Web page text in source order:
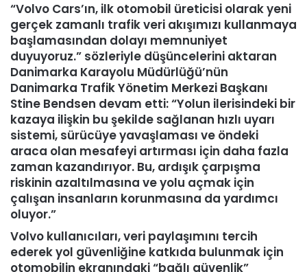
“Volvo Cars’ın, ilk otomobil üreticisi olarak yeni
gerçek zamanlı trafik veri akışımızı kullanmaya
başlamasından dolayı memnuniyet
duyuyoruz.” sözleriyle düşüncelerini aktaran
Danimarka Karayolu Müdürlüğü’nün
Danimarka Trafik Yönetim Merkezi Başkanı
Stine Bendsen devam etti: “Yolun ilerisindeki bir
kazaya ilişkin bu şekilde sağlanan hızlı uyarı
sistemi, sürücüye yavaşlaması ve öndeki
araca olan mesafeyi artırması için daha fazla
zaman kazandırıyor. Bu, ardışık çarpışma
riskinin azaltılmasına ve yolu açmak için
çalışan insanların korunmasına da yardımcı
oluyor.”
Volvo kullanıcıları, veri paylaşımını tercih
ederek yol güvenliğine katkıda bulunmak için
otomobilin ekranındaki “bağlı güvenlik”